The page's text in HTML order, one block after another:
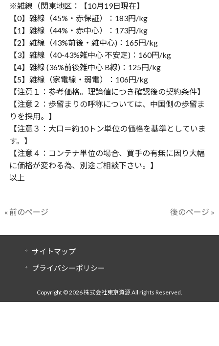
※雑線（関東地区：【10月19日現在】
【0】雑線（45%・赤保証）：183円/kg
【1】雑線（44%・赤中心）：173円/kg
【2】雑線（43%前後・雑中心)：165円/kg
【3】雑線（40-43%雑中心 不安定)：160円/kg
【4】雑線 (36%前後雑中心 B線)：125円/kg
【5】雑線（家電線・弱電）：106円/kg
【注意１：参考価格。理論値につき確認後の契約条件】
【注意２：歩留まりの呼称については、中国側の歩留ま
りを採用。】
【注意３：大口＝約10トン単位の価格を基準としていま
す。】
【注意４：コンテナ単位の場合、買手の有無に因り大幅
に価格が変わる為、別途ご相談下さい。】
以上
« 前のページ 後のページ »
サイトマップ
プライバシーポリシー
Copyright © 2026 株式会社東京資源 All rights Reserved.